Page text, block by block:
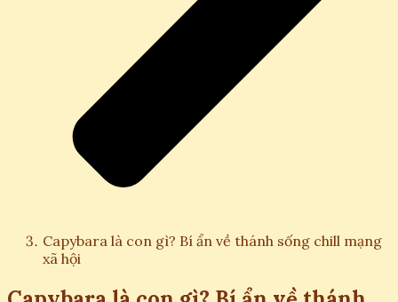
Capybara là con gì? Bí ẩn về thánh sống chill mạng
xã hội